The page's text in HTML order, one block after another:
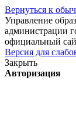
Вернуться к
Управление
администрации
официальный
Версия для
Закрыть
Авторизация